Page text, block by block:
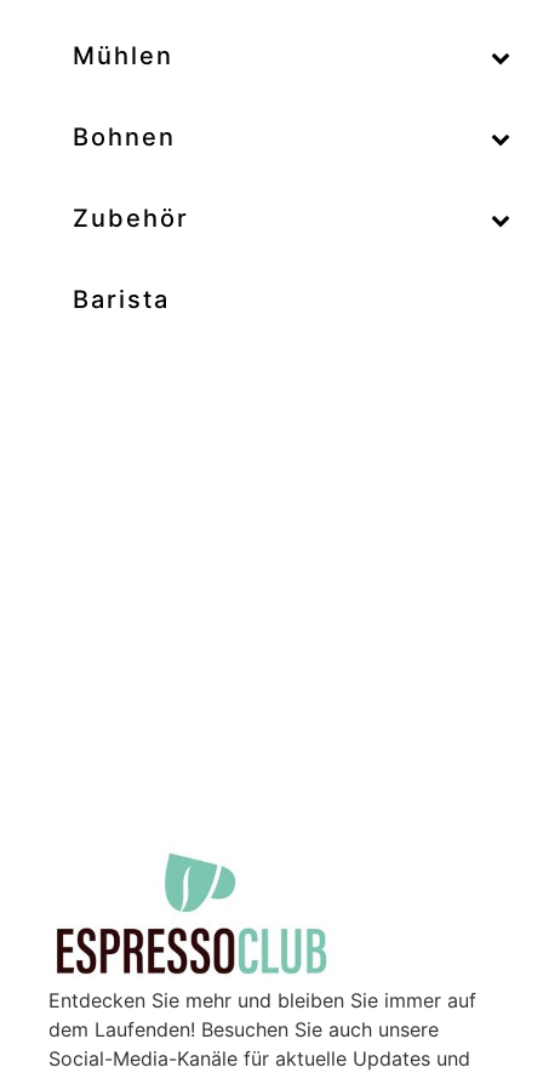
Mühlen
–
Bohnen
–
Zubehör
Barista
Entdecken Sie mehr und bleiben Sie immer auf
dem Laufenden! Besuchen Sie auch unsere
Social-Media-Kanäle für aktuelle Updates und